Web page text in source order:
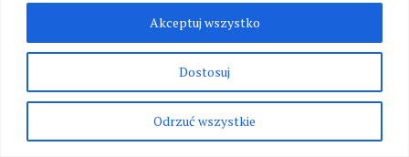
Dostosuj
Odrzuć wszystkie
Akceptuj wszystko